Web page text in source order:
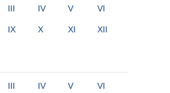
III IV V VI
IX X XI XII
III IV V VI